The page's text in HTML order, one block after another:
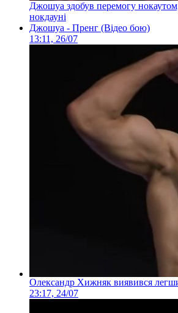
Джошуа здобув перемогу
нокдауні
Джошуа - Пренг (Відео бою)
13:11, 26/07
Олександр Хижняк виявився
23:17, 24/07